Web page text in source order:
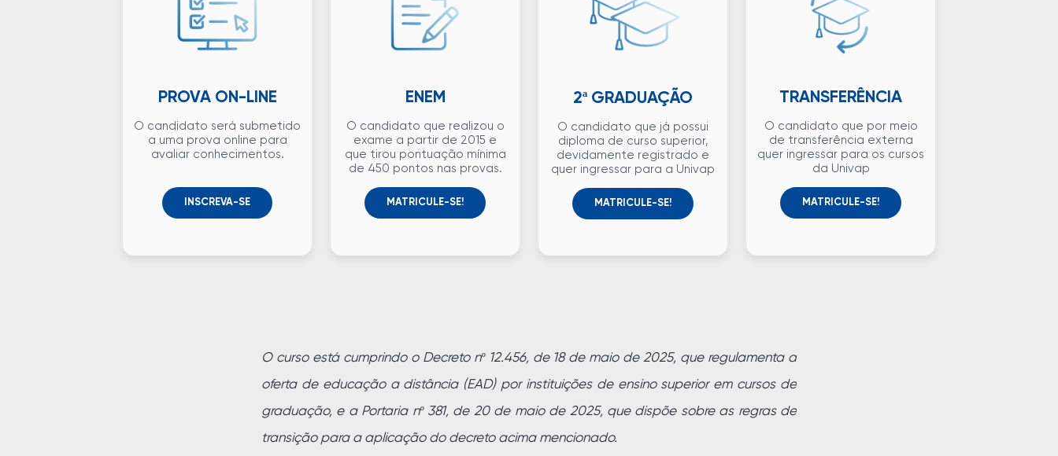
PROVA ON-LINE
O candidato será submetido
a uma prova online para
avaliar conhecimentos.
INSCREVA-SE
ENEM
O candidato que realizou o
exame a partir de 2015 e
que tirou pontuação mínima
de 450 pontos nas provas.
MATRICULE-SE!
TRANSFERÊNCIA
O candidato que por meio
de transferência externa
quer ingressar para os cursos
da Univap
MATRICULE-SE!
2ª GRADUAÇÃO
O candidato que já possui
diploma de curso superior,
devidamente registrado e
quer ingressar para a Univap
MATRICULE-SE!
O curso está cumprindo o Decreto nº 12.456, de 18 de maio de 2025, que regulamenta a
oferta de educação a distância (EAD) por instituições de ensino superior em cursos de
graduação, e a Portaria nº 381, de 20 de maio de 2025, que dispõe sobre as regras de
transição para a aplicação do decreto acima mencionado.